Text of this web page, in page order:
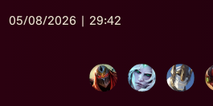
05/08/2026 | 29:42